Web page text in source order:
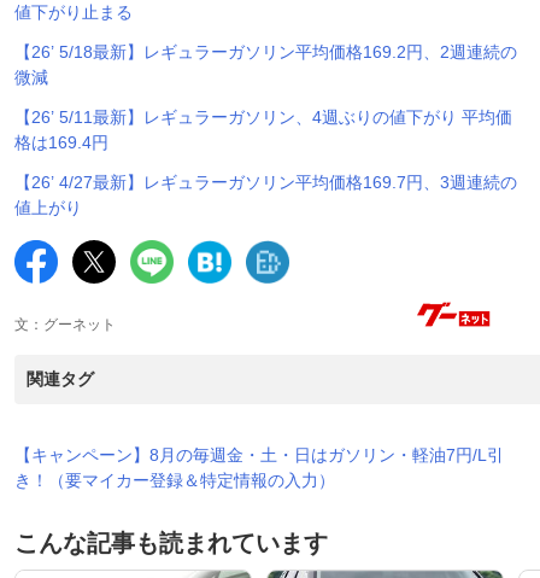
値下がり止まる
【26’ 5/18最新】レギュラーガソリン平均価格169.2円、2週連続の
微減
【26’ 5/11最新】レギュラーガソリン、4週ぶりの値下がり 平均価
格は169.4円
【26’ 4/27最新】レギュラーガソリン平均価格169.7円、3週連続の
値上がり
文：グーネット
関連タグ
【キャンペーン】8月の毎週金・土・日はガソリン・軽油7円/L引
き！（要マイカー登録＆特定情報の入力）
こんな記事も読まれています